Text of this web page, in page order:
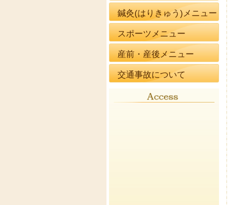
鍼灸(はりきゅう)メニュー
スポーツメニュー
産前・産後メニュー
交通事故について